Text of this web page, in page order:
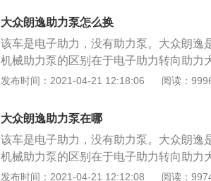
大部分构成，信号传感装置（包括扭矩传
向助力机构（电机、离合器、减速传动机
需要助力时工作，驾驶员在操纵转向盘时
和车速的信号，给出指令控制电动机运转
映到方向盘上。电动助力工作原理： 1、
（小齿轮轴）连接在一起，当转向轴转动
输出轴在扭杆作用下产生的相对转动角位
感器和转矩传感器的信号决定电动机的旋
时控制助力转向； 2、电动助力转向系统
大部分构成，信号传感装置（包括扭矩传
向助力机构（电机、离合器、减速传动机
需要助力时工作，驾驶员在操纵转向盘时
大众朗逸助力泵怎么换
该车是电子助力，没有助力泵。大众朗逸
机械助力泵的区别在于电子助力转向助力
时的转向轻便性和高速时的操纵稳定性，
震动都反映到方向盘上。电动助力工作原
与转向轴（小齿轮轴）连接在一起，当转
输入轴和输出轴在扭杆作用下产生的相对
据车速传感器和转矩传感器的信号决定电
发布时间：2021-04-21 12:18:06 阅读：
大众朗逸助力泵在哪
该车是电子助力，没有助力泵。大众朗逸
机械助力泵的区别在于电子助力转向助力
时的转向轻便性和高速时的操纵稳定性，
发布时间：2021-04-21 12:12:08 阅读：